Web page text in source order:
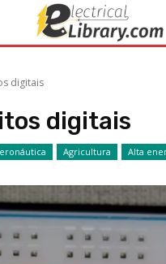
digitais
digitais
Agricultura Alta